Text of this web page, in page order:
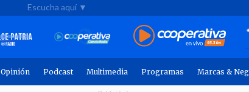
Escucha aquí ▼
Opinión Podcast Multimedia Programas Marcas &